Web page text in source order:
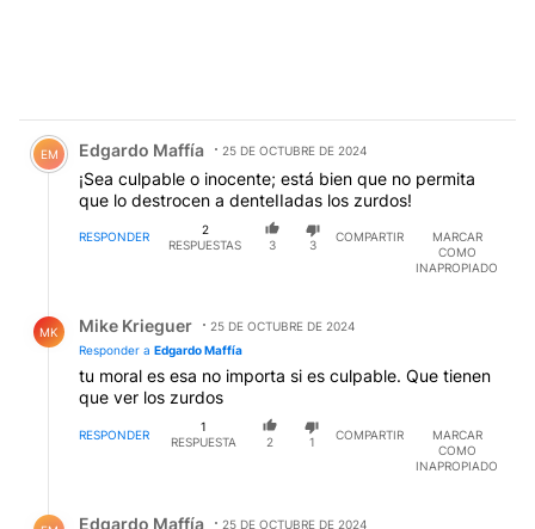
Comentario de Edgardo Maffía.
EM Edgardo Maffía 25 DE OCTUBRE DE 2024
¡Sea culpable o inocente; está bien que no permita
que lo destrocen a denteIIadas los zurdos!
RESPONDER
2
RESPUESTAS
3 3
COMPARTIR
MARCAR
COMO
INAPROPIADO
MK Mike Krieguer
25 DE OCTUBRE DE 2024
Responder a Edgardo Maffía
tu moral es esa no importa si es culpable. Que tienen
que ver los zurdos
RESPONDER
1
RESPUESTA
2 1
COMPARTIR
MARCAR
COMO
INAPROPIADO
Edgardo Maffía 25 DE OCTUBRE DE 2024